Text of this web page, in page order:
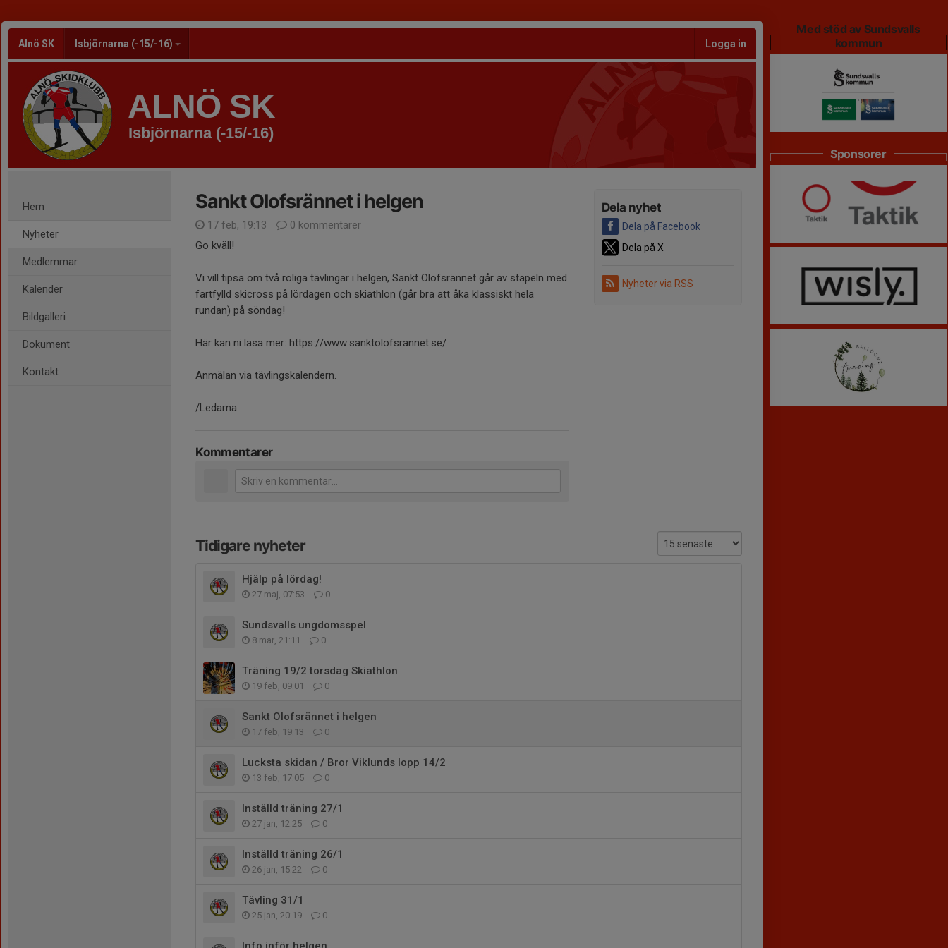
Alnö SK Isbjörnarna (-15/-16) Logga in
ALNÖ SK
Isbjörnarna (-15/-16)
Hem
Nyheter
Medlemmar
Kalender
Bildgalleri
Dokument
Kontakt
Dela nyhet
Dela på Facebook
Dela på X
Nyheter via RSS
Sankt Olofsrännet i helgen
17 feb, 19:13
0 kommentarer
Go kväll!
Vi vill tipsa om två roliga tävlingar i helgen, Sankt Olofsrännet går av stapeln med
fartfylld skicross på lördagen och skiathlon (går bra att åka klassiskt hela
rundan) på söndag!
Här kan ni läsa mer: https://www.sanktolofsrannet.se/
Anmälan via tävlingskalendern.
/Ledarna
Kommentarer
Tidigare nyheter
Hjälp på lördag!
27 maj, 07:53 0
Sundsvalls ungdomsspel
8 mar, 21:11 0
Träning 19/2 torsdag Skiathlon
19 feb, 09:01 0
Sankt Olofsrännet i helgen
17 feb, 19:13 0
Lucksta skidan / Bror Viklunds lopp 14/2
13 feb, 17:05 0
Inställd träning 27/1
27 jan, 12:25 0
Inställd träning 26/1
26 jan, 15:22 0
Tävling 31/1
25 jan, 20:19 0
Med stöd av Sundsvalls
kommun
Sponsorer